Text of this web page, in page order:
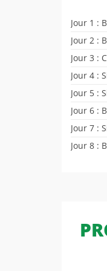
Jour 1 :
Jour 2 :
Jour 3 :
Jour 4 :
Jour 5 :
Jour 6 :
Jour 7 :
Jour 8 :